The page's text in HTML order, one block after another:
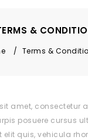
&
/ Terms &
amet, consectetur
posuere cursus
elit quis, vehicula